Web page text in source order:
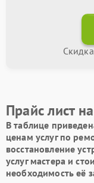
Прайс лист
В таблице
ценам услуг по
восстановление
услуг мастера и
необходимость её